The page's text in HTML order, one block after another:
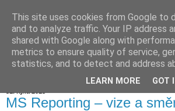
Jiří Neoral
MS Reporting – vize a
This site uses cookies from Google to
and to analyze traffic. Your IP address
shared with Google along with
metrics to ensure quality of service,
statistics, and to detect and address
LEARN MORE GOT